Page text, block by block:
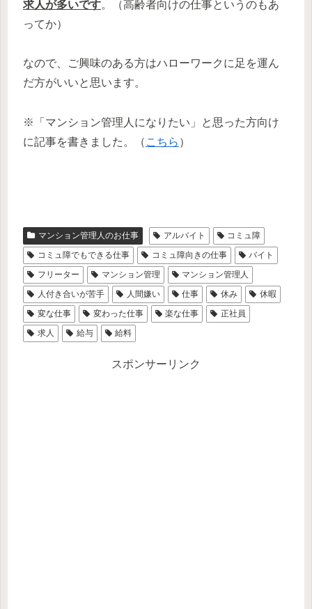
求人が多いです。（高齢者向けの仕事というのもあ
ってか）
なので、ご興味のある方はハローワークに足を運ん
だ方がいいと思います。
※「マンション管理人になりたい」と思った方向け
に記事を書きました。（ こちら ）
マンション管理人のお仕事 アルバイト
コミュ障
コミュ障でもできる仕事
コミュ障向きの仕事
バイト
フリーター
マンション管理
マンション管理人
人付き合いが苦手
人間嫌い 仕事 休み
休暇
変な仕事
変わった仕事 楽な仕事
正社員
求人
給与 給料
スポンサーリンク